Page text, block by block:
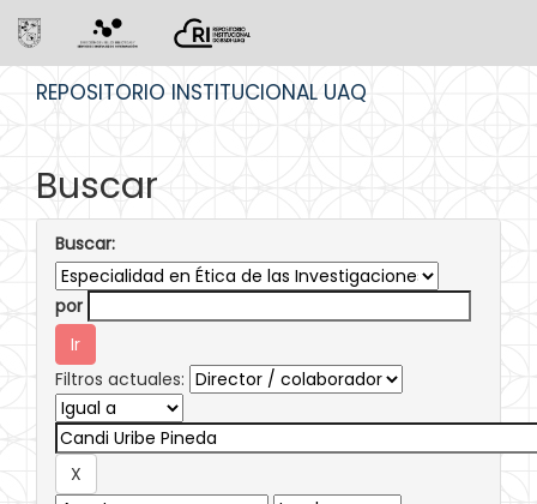
REPOSITORIO INSTITUCIONAL UAQ
Buscar
Buscar:
por
Filtros actuales: